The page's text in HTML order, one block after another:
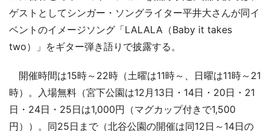
ゲストとしてシンガー・ソングライター平井大さんが同イ
ベントのイメージソング「LALALA（Baby it takes
two）」をギター弾き語りで披露する。
開催時間は15時～22時（土曜は11時～、日曜は11時～21
時）。入場無料（宮下公園は12月13日・14日・20日・21
日・24日・25日は1,000円（マグカップ付きで1,500
円））。同25日まで（北谷公園の開催は同12日～14日の